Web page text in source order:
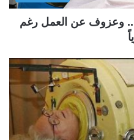
وعزوف عن العمل رغم